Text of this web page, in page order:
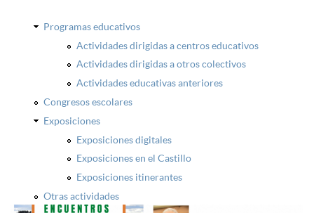
Programas educativos
Actividades dirigidas a centros educativos
Actividades dirigidas a otros colectivos
Actividades educativas anteriores
Congresos escolares
Exposiciones
Exposiciones digitales
Exposiciones en el Castillo
Exposiciones itinerantes
Otras actividades